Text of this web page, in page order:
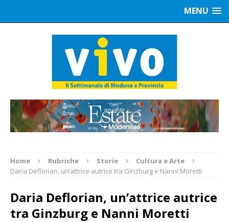
MENU
Home Rubriche Storie
Cultura e Arte
Daria Deflorian, un’attrice autrice tra Ginzburg e Nanni Moretti
Daria Deflorian, un’attrice autrice
tra Ginzburg e Nanni Moretti